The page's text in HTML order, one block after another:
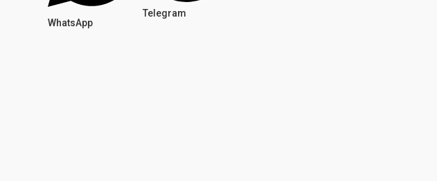
WhatsApp
Telegram